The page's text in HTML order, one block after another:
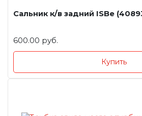
Сальник к/в задний ISBe
600.00 руб.
Купить